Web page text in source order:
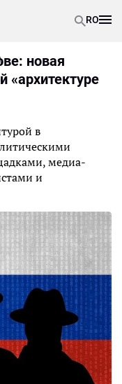
RO
новая
«архитектуре
в
медиа-
и